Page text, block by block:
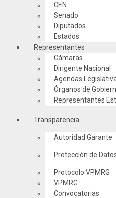
CEN
Senado
Diputados
Estados
Representantes
Cámaras
Dirigente Nacional
Agendas
Órganos de
Representantes
Transparencia
Autoridad Garante
Protección de
Protocolo VPMRG
VPMRG
Convocatorias